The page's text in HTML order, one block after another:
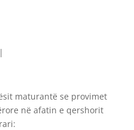
|
maturantë se provimet
në afatin e qershorit